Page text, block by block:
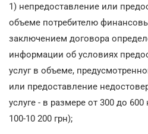
1) непредоставление или
объеме потребителю
заключением договора
информации об условиях
услуг в объеме,
или предоставление
услуге - в размере от 300 до
100-10 200 грн);